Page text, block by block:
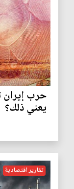
حرب إيران
يعني ذلك؟
تقارير اقتصادية